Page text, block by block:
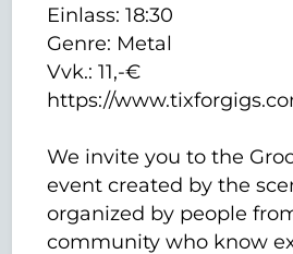
Einlass: 18:30
Genre: Metal
Vvk.: 11,-€
https://
We invite you to the
event created by the
organized by people
community who know